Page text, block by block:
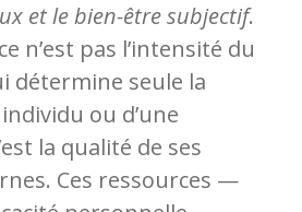
et le bien-être subjectif.
n’est pas l’intensité du
détermine seule la
ou d’une
la qualité de ses
Ces ressources —